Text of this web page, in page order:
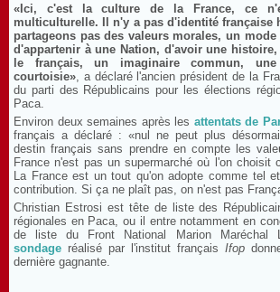
«Ici, c'est la culture de la France, ce
multiculturelle. Il n'y a pas d'identité française
partageons pas des valeurs morales, un
d'appartenir à une Nation, d'avoir une
le français, un imaginaire commun,
courtoisie» , a déclaré l'ancien président de la
du parti des Républicains pour les élections
Paca.
Environ deux semaines après les attentats de
français a déclaré : «nul ne peut plus
destin français sans prendre en compte les
France n'est pas un supermarché où l'on choisit
La France est un tout qu'on adopte comme tel
contribution. Si ça ne plaît pas, on n'est pas
Christian Estrosi est tête de liste des
régionales en Paca, ou il entre notamment en
de liste du Front National Marion Maréchal
sondage réalisé par l'institut français Ifop
dernière gagnante.